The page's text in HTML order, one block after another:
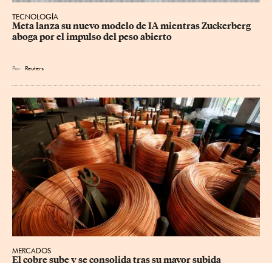
TECNOLOGÍA
Meta lanza su nuevo modelo de IA mientras Zuckerberg
aboga por el impulso del peso abierto
Por Reuters
MERCADOS
El cobre sube y se consolida tras su mayor subida